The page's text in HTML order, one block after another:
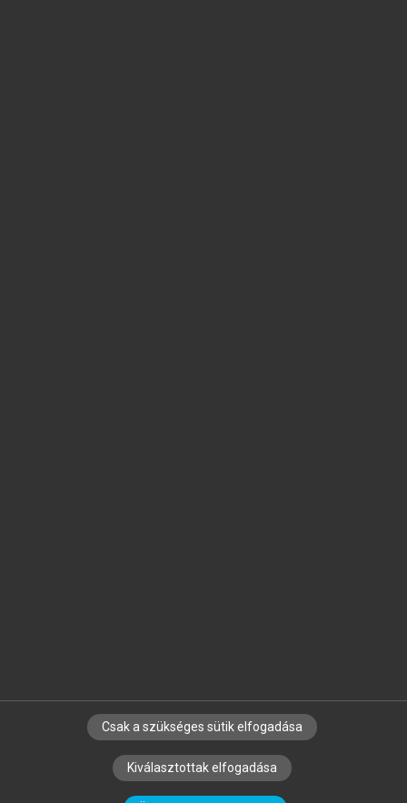
SZERZŐKNEK CÉGEKNEK KÖNYVTÁROSOKNAK
SZERKESZTÉSI ÉS LEKTORÁLÁSI ALAPELVEK
Csak a szükséges sütik elfogadása
Kiválasztottak elfogadása